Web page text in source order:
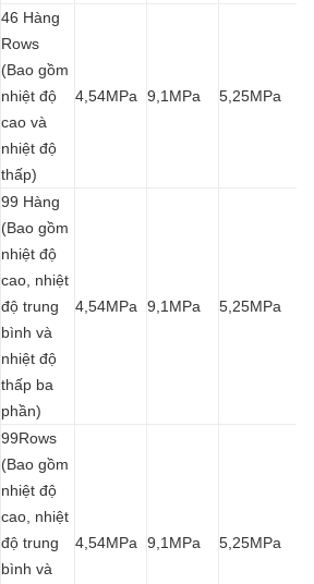
46 Hàng
Rows
(Bao gồm
nhiệt độ
cao và
nhiệt độ
thấp)
4,54MPa 9,1MPa 5,25MPa
99 Hàng
(Bao gồm
nhiệt độ
cao, nhiệt
độ trung
bình và
nhiệt độ
thấp ba
phần)
4,54MPa 9,1MPa 5,25MPa
99Rows
(Bao gồm
nhiệt độ
cao, nhiệt
độ trung
bình và
4,54MPa 9,1MPa 5,25MPa